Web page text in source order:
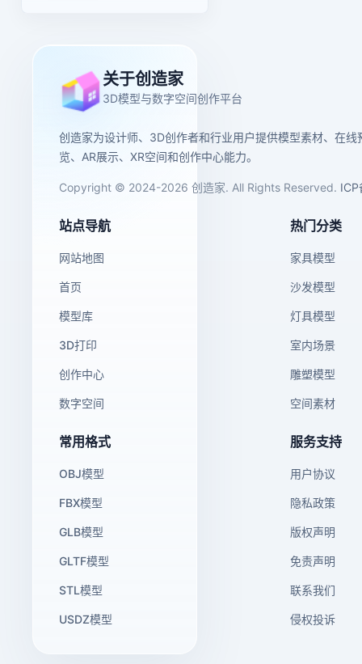
关于创造家
3D模型与数字空间创作平台
创造家为设计师、3D创作者和行业用户提供模型素材、在线
览、AR展示、XR空间和创作中心能力。
Copyright © 2024-2026 创造家. All Rights Reserved. ICP
站点导航
网站地图
首页
模型库
3D打印
创作中心
数字空间
热门分类
家具模型
沙发模型
灯具模型
室内场景
雕塑模型
空间素材
常用格式
OBJ模型
FBX模型
GLB模型
GLTF模型
STL模型
USDZ模型
服务支持
用户协议
隐私政策
版权声明
免责声明
联系我们
侵权投诉